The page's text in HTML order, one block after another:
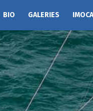
BIO GALERIES